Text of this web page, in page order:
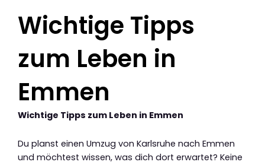
Wichtige Tipps
zum Leben in
Emmen
Wichtige Tipps zum Leben in Emmen
Du planst einen Umzug von Karlsruhe nach Emmen
und möchtest wissen, was dich dort erwartet? Keine